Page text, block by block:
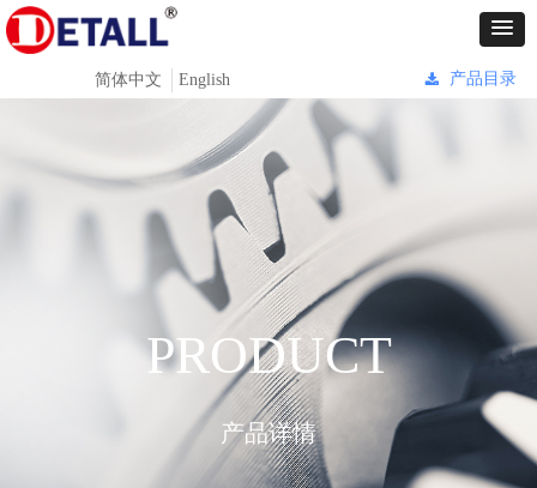
简体中文 English 끂 产品目录
Control Render
ControlType:productSlideBind Error:未将对象引用设置到对象的实例。
PRODUCT
产品详情